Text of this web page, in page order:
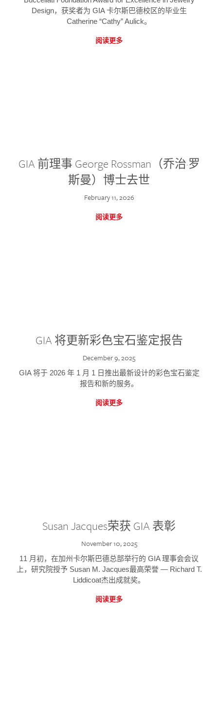
Design，获奖者为 GIA 卡尔斯巴德校区的毕业生
Catherine “Cathy” Aulick。
阅读更多
GIA 前理事 George Rossman（乔治·罗
斯曼）博士去世
February 11, 2026
阅读更多
GIA 将更新彩色宝石鉴定报告
December 9, 2025
GIA 将于 2026 年 1 月 1 日推出最新设计的彩色宝石鉴定
报告和新的服务。
阅读更多
Susan Jacques荣获 GIA 表彰
November 10, 2025
11 月初，在加州卡尔斯巴德总部举行的 GIA 理事会会议
上，研究院授予 Susan M. Jacques最高荣誉 — Richard T.
Liddicoat杰出成就奖。
阅读更多